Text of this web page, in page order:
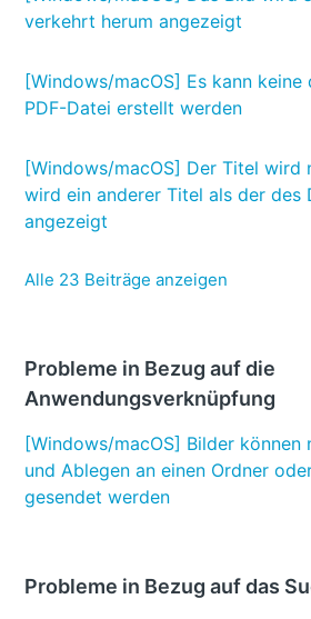
verkehrt herum angezeigt
[Windows/macOS] Es kann keine
PDF-Datei erstellt werden
[Windows/macOS] Der Titel wird
wird ein anderer Titel als der des
angezeigt
Alle 23 Beiträge anzeigen
Probleme in Bezug auf die
Anwendungsverknüpfung
[Windows/macOS] Bilder können
und Ablegen an einen Ordner
gesendet werden
Probleme in Bezug auf das